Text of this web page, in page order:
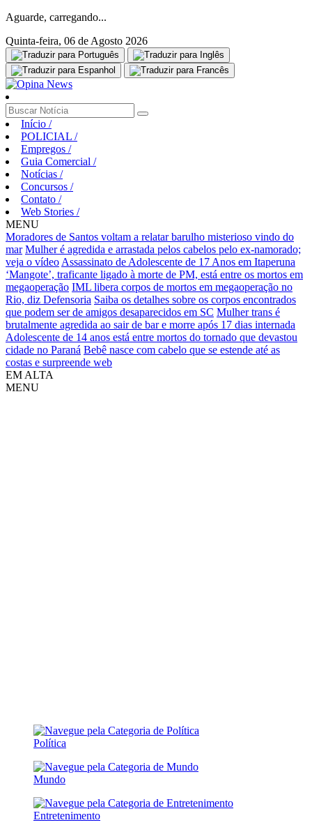
Aguarde, carregando...
Quinta-feira, 06 de Agosto 2026
Início /
POLICIAL /
Empregos /
Guia Comercial /
Notícias /
Concursos /
Contato /
Web Stories /
MENU
Moradores de Santos voltam a relatar barulho misterioso vindo do
mar Mulher é agredida e arrastada pelos cabelos pelo ex-namorado;
veja o vídeo Assassinato de Adolescente de 17 Anos em Itaperuna
‘Mangote’, traficante ligado à morte de PM, está entre os mortos em
megaoperação IML libera corpos de mortos em megaoperação no
Rio, diz Defensoria Saiba os detalhes sobre os corpos encontrados
que podem ser de amigos desaparecidos em SC Mulher trans é
brutalmente agredida ao sair de bar e morre após 17 dias internada
Adolescente de 14 anos está entre mortos do tornado que devastou
cidade no Paraná Bebê nasce com cabelo que se estende até as
costas e surpreende web
EM ALTA
MENU
Política
Mundo
Entretenimento